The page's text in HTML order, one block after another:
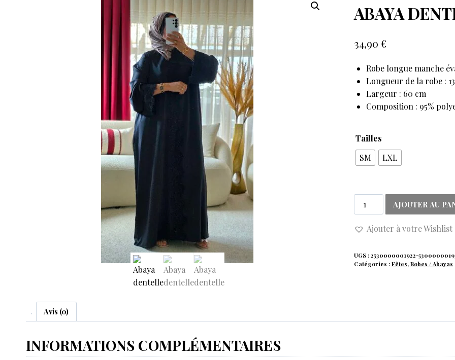
ABAYA
34,90 €
Robe longue manche
Longueur de la robe :
Largeur : 60 cm
Composition : 95%
Tailles
SM
LXL
AJOUTER AU
Ajouter à votre Wishlist
UGS : 2530000001922-
Catégories : Fêtes, Robes / Abayas
Avis (0)
INFORMATIONS COMPLÉMENTAIRES